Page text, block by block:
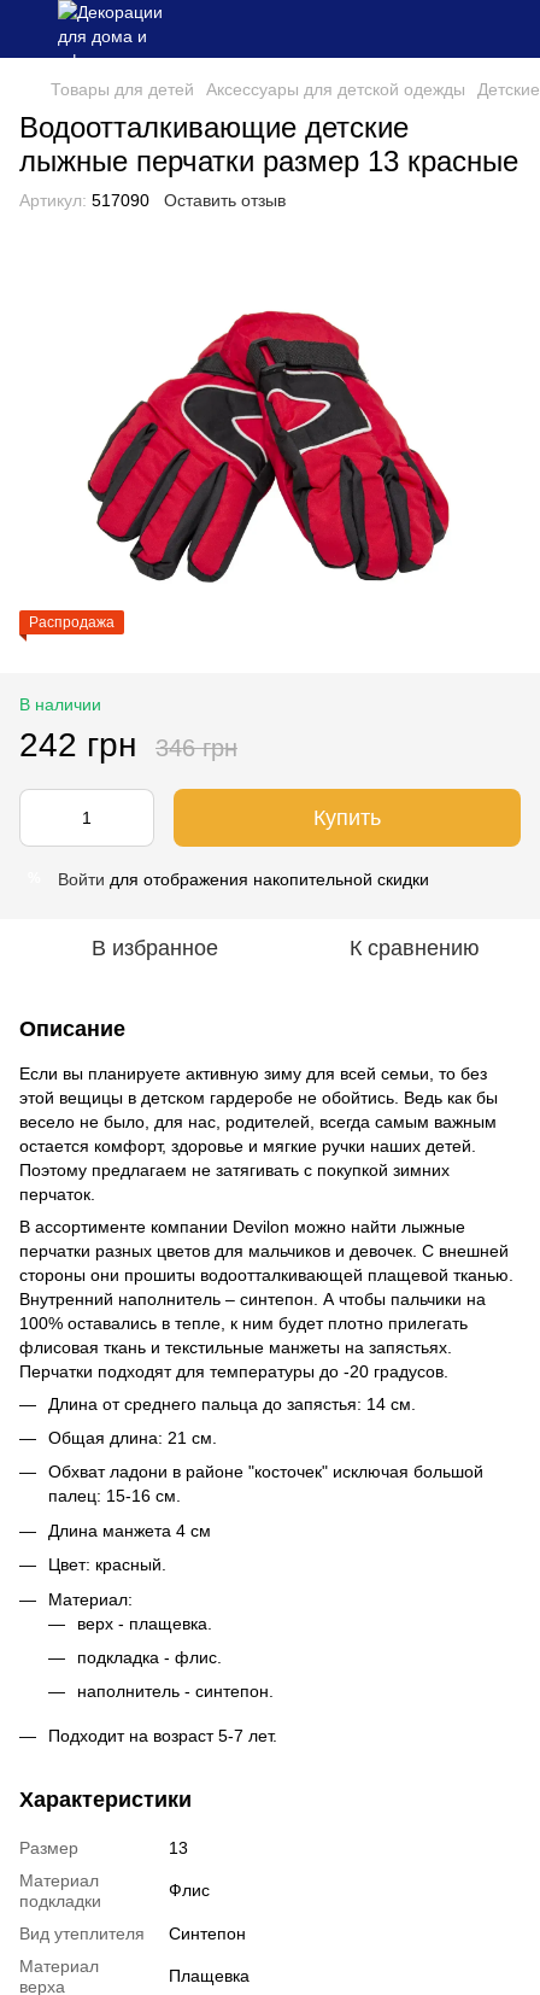
Товары для детей Аксессуары для детской одежды
Водоотталкивающие детские
лыжные перчатки размер 13 красные
Артикул: 517090 Оставить отзыв
Распродажа
В наличии
242 грн 346 грн
Купить
Войти для отображения накопительной скидки
В избранное К сравнению
Описание
Если вы планируете активную зиму для всей семьи, то без
этой вещицы в детском гардеробе не обойтись. Ведь как бы
весело не было, для нас, родителей, всегда самым важным
остается комфорт, здоровье и мягкие ручки наших детей.
Поэтому предлагаем не затягивать с покупкой зимних
перчаток.
В ассортименте компании Devilon можно найти лыжные
перчатки разных цветов для мальчиков и девочек. С внешней
стороны они прошиты водоотталкивающей плащевой тканью.
Внутренний наполнитель – синтепон. А чтобы пальчики на
100% оставались в тепле, к ним будет плотно прилегать
флисовая ткань и текстильные манжеты на запястьях.
Перчатки подходят для температуры до -20 градусов.
Длина от среднего пальца до запястья: 14 см.
Общая длина: 21 см.
Обхват ладони в районе "косточек" исключая большой
палец: 15-16 см.
Длина манжета 4 см
Цвет: красный.
Материал:
верх - плащевка.
подкладка - флис.
наполнитель - синтепон.
Подходит на возраст 5-7 лет.
Характеристики
Размер
13
Материал
подкладки
Флис
Вид утеплителя
Синтепон
Материал
верха
Плащевка